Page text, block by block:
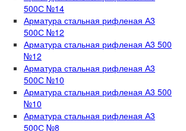
500С №14
Арматура стальная рифленая А3
500С №12
Арматура стальная рифленая А3 500
№12
Арматура стальная рифленая А3
500С №10
Арматура стальная рифленая А3 500
№10
Арматура стальная рифленая А3
500С №8